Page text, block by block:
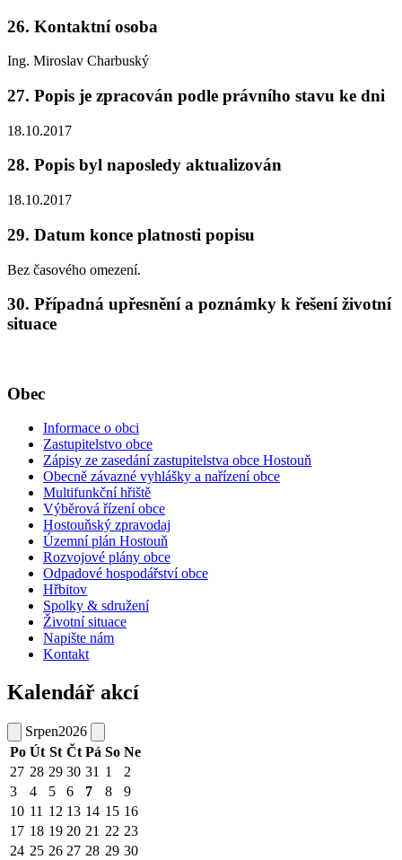
26. Kontaktní osoba
Ing. Miroslav Charbuský
27. Popis je zpracován podle právního stavu ke dni
18.10.2017
28. Popis byl naposledy aktualizován
18.10.2017
29. Datum konce platnosti popisu
Bez časového omezení.
30. Případná upřesnění a poznámky k řešení životní
situace
Obec
Informace o obci
Zastupitelstvo obce
Zápisy ze zasedání zastupitelstva obce Hostouň
Obecně závazné vyhlášky a nařízení obce
Multifunkční hřiště
Výběrová řízení obce
Hostouňský zpravodaj
Územní plán Hostouň
Rozvojové plány obce
Odpadové hospodářství obce
Hřbitov
Spolky & sdružení
Životní situace
Napište nám
Kontakt
Kalendář akcí
Srpen2026
Po Út St Čt Pá So Ne
27 28 29 30 31 1
2
3
4 5 6 7 8
9
10 11 12 13 14 15 16
17 18 19 20 21 22 23
24 25 26 27 28 29 30